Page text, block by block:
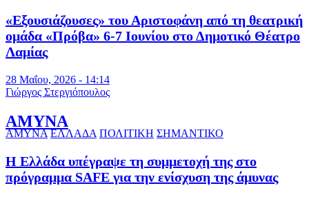
«Εξουσιάζουσες» του Αριστοφάνη από τη θεατρική
ομάδα «Πρόβα» 6-7 Ιουνίου στο Δημοτικό Θέατρο
Λαμίας
28 Μαΐου, 2026 - 14:14
Γιώργος Στεργιόπουλος
ΑΜΥΝΑ
ΑΜΥΝΑ ΕΛΛΑΔΑ ΠΟΛΙΤΙΚΗ ΣΗΜΑΝΤΙΚΟ
Η Ελλάδα υπέγραψε τη συμμετοχή της στο
πρόγραμμα SAFE για την ενίσχυση της άμυνας